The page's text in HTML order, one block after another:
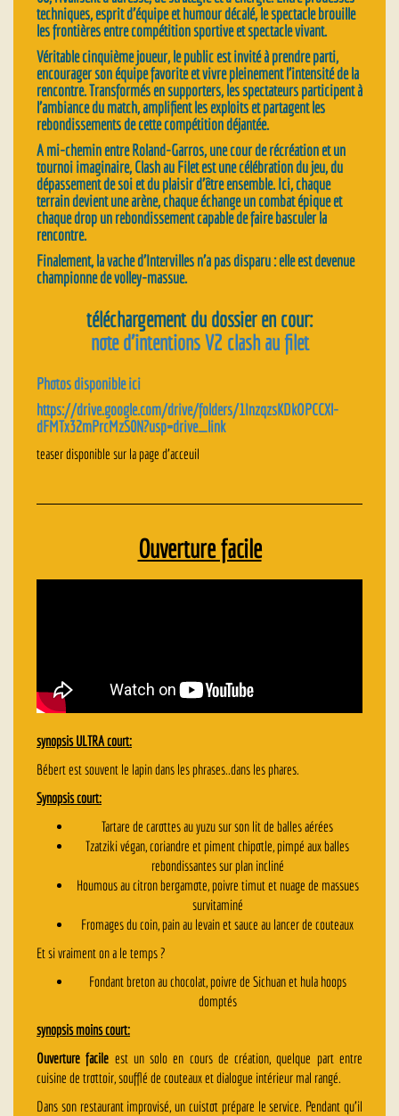
techniques, esprit d’équipe et humour décalé, le spectacle brouille
les frontières entre compétition sportive et spectacle vivant.
Véritable cinquième joueur, le public est invité à prendre parti,
encourager son équipe favorite et vivre pleinement l’intensité de la
rencontre. Transformés en supporters, les spectateurs participent à
l’ambiance du match, amplifient les exploits et partagent les
rebondissements de cette compétition déjantée.
A mi-chemin entre Roland-Garros, une cour de récréation et un
tournoi imaginaire, Clash au Filet est une célébration du jeu, du
dépassement de soi et du plaisir d’être ensemble. Ici, chaque
terrain devient une arène, chaque échange un combat épique et
chaque drop un rebondissement capable de faire basculer la
rencontre.
Finalement, la vache d’Intervilles n’a pas disparu : elle est devenue
championne de volley-massue.
téléchargement du dossier en cour:
note d’intentions V2 clash au filet
Photos disponible ici
https://drive.google.com/drive/folders/1InzqzsKDkOPCCXl-
dFMTx32mPrcMzS0N?usp=drive_link
teaser disponible sur la page d’acceuil
Ouverture facile
synopsis ULTRA court:
Bébert est souvent le lapin dans les phrases..dans les phares.
Synopsis court:
Tartare de carottes au yuzu sur son lit de balles aérées
Tzatziki végan, coriandre et piment chipotle, pimpé aux balles
rebondissantes sur plan incliné
Houmous au citron bergamote, poivre timut et nuage de massues
survitaminé
Fromages du coin, pain au levain et sauce au lancer de couteaux
Et si vraiment on a le temps ?
Fondant breton au chocolat, poivre de Sichuan et hula hoops
domptés
synopsis moins court:
Ouverture facile est un solo en cours de création, quelque part entre
cuisine de trottoir, soufflé de couteaux et dialogue intérieur mal rangé.
Dans son restaurant improvisé, un cuistot prépare le service. Pendant qu’il